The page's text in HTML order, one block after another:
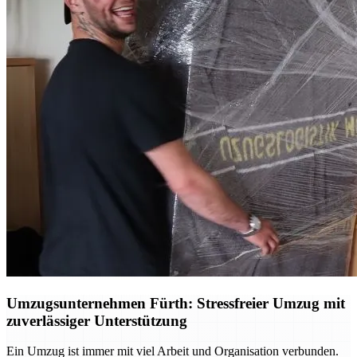
Umzugsunternehmen Fürth: Stressfreier Umzug mit
zuverlässiger Unterstützung
Ein Umzug ist immer mit viel Arbeit und Organisation verbunden.